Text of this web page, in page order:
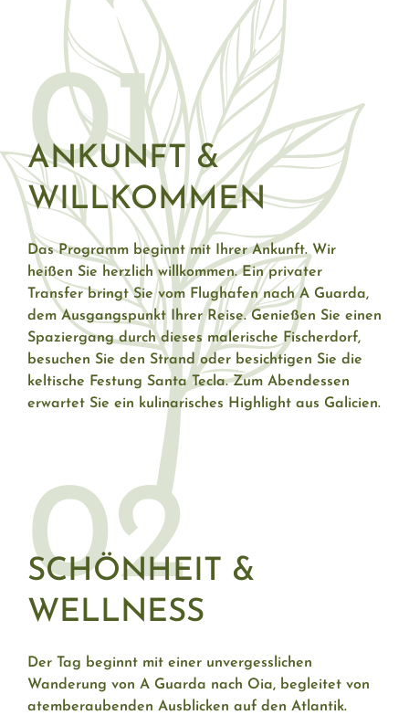
01
ANKUNFT &
WILLKOMMEN
Das Programm beginnt mit Ihrer Ankunft. Wir
heißen Sie herzlich willkommen. Ein privater
Transfer bringt Sie vom Flughafen nach A Guarda,
dem Ausgangspunkt Ihrer Reise. Genießen Sie einen
Spaziergang durch dieses malerische Fischerdorf,
besuchen Sie den Strand oder besichtigen Sie die
keltische Festung Santa Tecla. Zum Abendessen
erwartet Sie ein kulinarisches Highlight aus Galicien.
02
SCHÖNHEIT &
WELLNESS
Der Tag beginnt mit einer unvergesslichen
Wanderung von A Guarda nach Oia, begleitet von
atemberaubenden Ausblicken auf den Atlantik.